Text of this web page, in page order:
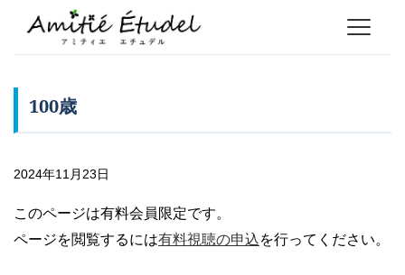
100歳
2024年11月23日
このページは有料会員限定です。
ページを閲覧するには有料視聴の申込を行ってください。